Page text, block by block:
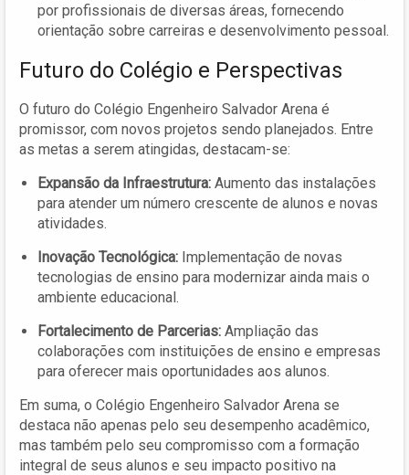
por profissionais de diversas áreas, fornecendo
orientação sobre carreiras e desenvolvimento pessoal.
Futuro do Colégio e Perspectivas
O futuro do Colégio Engenheiro Salvador Arena é
promissor, com novos projetos sendo planejados. Entre
as metas a serem atingidas, destacam-se:
Expansão da Infraestrutura: Aumento das instalações
para atender um número crescente de alunos e novas
atividades.
Inovação Tecnológica: Implementação de novas
tecnologias de ensino para modernizar ainda mais o
ambiente educacional.
Fortalecimento de Parcerias: Ampliação das
colaborações com instituições de ensino e empresas
para oferecer mais oportunidades aos alunos.
Em suma, o Colégio Engenheiro Salvador Arena se
destaca não apenas pelo seu desempenho acadêmico,
mas também pelo seu compromisso com a formação
integral de seus alunos e seu impacto positivo na